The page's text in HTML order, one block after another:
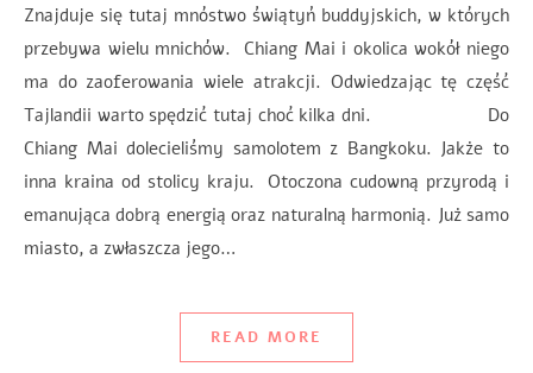
Znajduje się tutaj mnóstwo świątyń buddyjskich, w których
przebywa wielu mnichów. Chiang Mai i okolica wokół niego
ma do zaoferowania wiele atrakcji. Odwiedzając tę część
Tajlandii warto spędzić tutaj choć kilka dni. Do
Chiang Mai dolecieliśmy samolotem z Bangkoku. Jakże to
inna kraina od stolicy kraju. Otoczona cudowną przyrodą i
emanująca dobrą energią oraz naturalną harmonią. Już samo
miasto, a zwłaszcza jego…
READ MORE